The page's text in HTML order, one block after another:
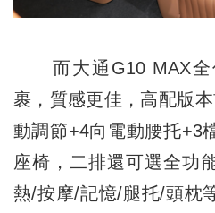
而大通G10 MAX全
裹，質感更佳，高配版
動調節+4向電動腰托+3
座椅，二排還可選全功
熱/按摩/記憶/腿托/頭枕